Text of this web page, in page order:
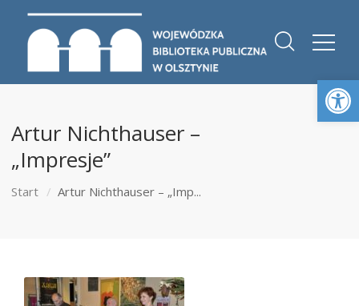
Artur Nichthauser –
„Impresje”
Start Artur Nichthauser – „Imp...